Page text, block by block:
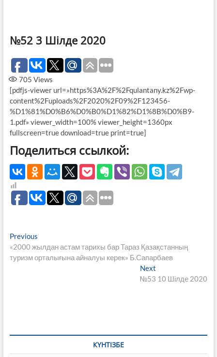
№52 3 Шілде 2020
705 Views
[pdfjs-viewer url=»https%3A%2F%2Fqulantany.kz%2Fwp-
content%2Fuploads%2F2020%2F09%2F123456-
%D1%81%D0%B6%D0%B0%D1%82%D1%8B%D0%B9-
1.pdf» viewer_width=100% viewer_height=1360px
fullscreen=true download=true print=true]
Поделиться ссылкой:
Навигация
по
PreviousPrevious
post:
«2000 жылдан астам тарихы бар Тараз Қазақстанның
туризм орталығына айналуы керек» Б.Сапарбаев
Next
post:
№53 10 Шілде 2020
КҮНТІЗБЕ